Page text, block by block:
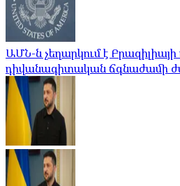
ԱՄՆ-ն չեղարկում է
դիվանագիտական ​​ճգնաժամի